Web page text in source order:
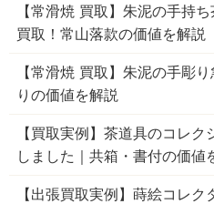
【常滑焼 買取】朱泥の手持
買取！常山落款の価値を解説
【常滑焼 買取】朱泥の手彫
りの価値を解説
【買取実例】茶道具のコレ
しました｜共箱・書付の価値
【出張買取実例】蒔絵コレ